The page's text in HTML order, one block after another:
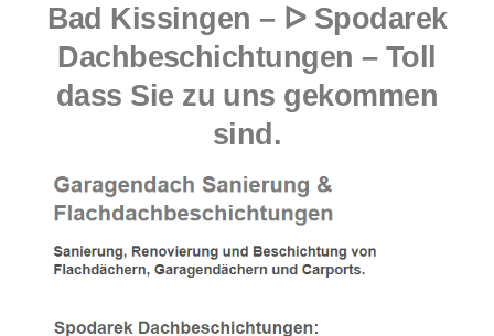
Bad Kissingen – ᐅ Spodarek
Dachbeschichtungen – Toll
dass Sie zu uns gekommen
sind.